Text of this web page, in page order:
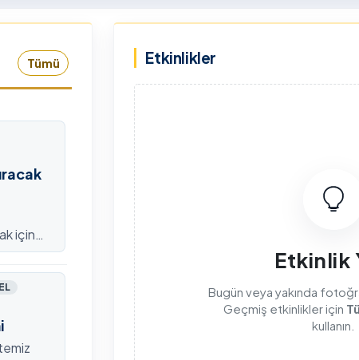
Üniversitesi Yenisey
ev sahipliğinde
akademik katkı ve proje
Tümü
için
Etkinlikler
Etkinlik
Bugün veya yakında
Geçmiş etkinlikler için
kullanın.